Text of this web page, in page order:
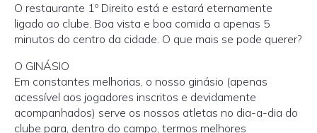
O restaurante 1º Direito está e estará eternamente
ligado ao clube. Boa vista e boa comida a apenas 5
minutos do centro da cidade. O que mais se pode querer?
O GINÁSIO
Em constantes melhorias, o nosso ginásio (apenas
acessível aos jogadores inscritos e devidamente
acompanhados) serve os nossos atletas no dia-a-dia do
clube para, dentro do campo, termos melhores